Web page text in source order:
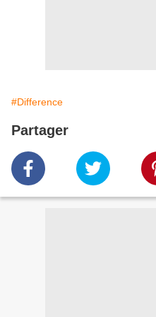
#Difference
Partager